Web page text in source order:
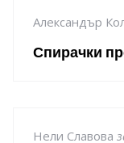
Александър
Спирачки
Нели Славова